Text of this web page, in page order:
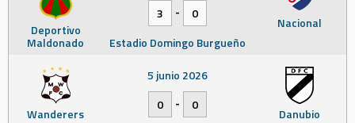
Deportivo
Maldonado
Nacional
3
-
0
Estadio Domingo Burgueño
Wanderers Danubio
5 junio 2026
0
-
0